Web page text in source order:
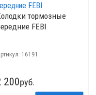
тормозные
FEBI
16191
200руб.